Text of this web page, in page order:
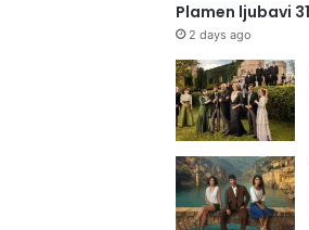
Plamen ljubavi
2 days ago